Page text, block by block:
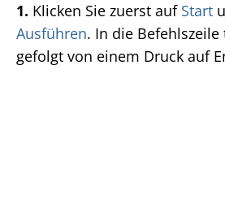
1. Klicken Sie zuerst auf Start
Ausführen. In die Befehlszeile
gefolgt von einem Druck auf